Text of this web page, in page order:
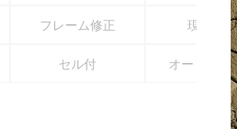
フレーム修正 現状販売
セル付 オートマチ